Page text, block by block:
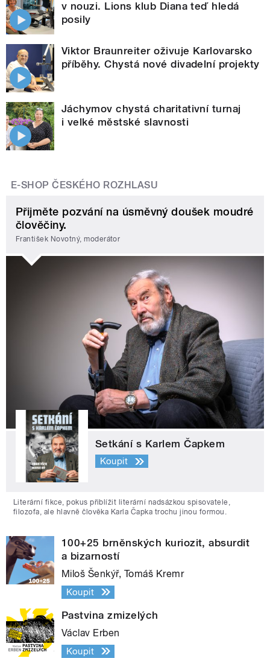
v nouzi. Lions klub Diana teď hledá
posily
Viktor Braunreiter oživuje Karlovarsko
příběhy. Chystá nové divadelní projekty
Jáchymov chystá charitativní turnaj
i velké městské slavnosti
E-SHOP ČESKÉHO ROZHLASU
Přijměte pozvání na úsměvný doušek moudré
člověčiny.
František Novotný, moderátor
Setkání s Karlem Čapkem
Koupit
Literární fikce, pokus přiblížit literární nadsázkou spisovatele,
filozofa, ale hlavně člověka Karla Čapka trochu jinou formou.
100+25 brněnských kuriozit, absurdit
a bizarností
Miloš Šenkýř, Tomáš Kremr
Koupit
Pastvina zmizelých
Václav Erben
Koupit